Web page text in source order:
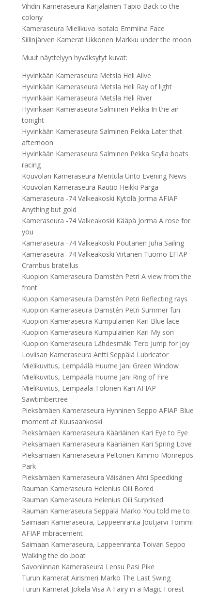
Vihdin Kameraseura Karjalainen Tapio Back to the
colony
Kameraseura Mielikuva Isotalo Emmiina Face
Siilinjärven Kamerat Ukkonen Markku under the moon
Muut näyttelyyn hyväksytyt kuvat:
Hyvinkään Kameraseura Metsla Heli Alive
Hyvinkään Kameraseura Metsla Heli Ray of light
Hyvinkään Kameraseura Metsla Heli River
Hyvinkään Kameraseura Salminen Pekka In the air
tonight
Hyvinkään Kameraseura Salminen Pekka Later that
afternoon
Hyvinkään Kameraseura Salminen Pekka Scylla boats
racing
Kouvolan Kameraseura Mentula Unto Evening News
Kouvolan Kameraseura Rautio Heikki Parga
Kameraseura -74 Valkeakoski Kytölä Jorma AFIAP
Anything but gold
Kameraseura -74 Valkeakoski Kääpä Jorma A rose for
you
Kameraseura -74 Valkeakoski Poutanen Juha Sailing
Kameraseura -74 Valkeakoski Virtanen Tuomo EFIAP
Crambus bratellus
Kuopion Kameraseura Damstén Petri A view from the
front
Kuopion Kameraseura Damstén Petri Reflecting rays
Kuopion Kameraseura Damstén Petri Summer fun
Kuopion Kameraseura Kumpulainen Kari Blue lace
Kuopion Kameraseura Kumpulainen Kari My son
Kuopion Kameraseura Lähdesmäki Tero Jump for joy
Loviisan Kameraseura Antti Seppälä Lubricator
Mielikuvitus, Lempäälä Huurne Jani Green Window
Mielikuvitus, Lempäälä Huurne Jani Ring of Fire
Mielikuvitus, Lempäälä Tolonen Kari AFIAP
Sawtimbertree
Pieksämäen Kameraseura Hynninen Seppo AFIAP Blue
moment at Kuusaankoski
Pieksämäen Kameraseura Kääriäinen Kari Eye to Eye
Pieksämäen Kameraseura Kääriäinen Kari Spring Love
Pieksämäen Kameraseura Peltonen Kimmo Monrepos
Park
Pieksämäen Kameraseura Väisänen Ahti Speedking
Rauman Kameraseura Helenius Oili Bored
Rauman Kameraseura Helenius Oili Surprised
Rauman Kameraseura Seppälä Marko You told me to
Saimaan Kameraseura, Lappeenranta Joutjärvi Tommi
AFIAP mbracement
Saimaan Kameraseura, Lappeenranta Toivari Seppo
Walking the do..boat
Savonlinnan Kameraseura Lensu Pasi Pike
Turun Kamerat Airismeri Marko The Last Swing
Turun Kamerat Jokela Visa A Fairy in a Magic Forest